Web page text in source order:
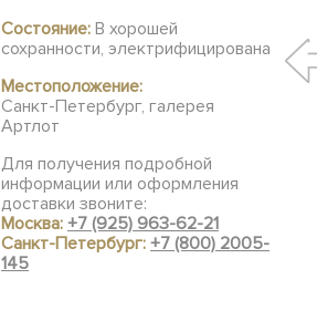
Состояние: В хорошей
сохранности, электрифицирована
Местоположение:
Санкт-Петербург, галерея
Артлот
Для получения подробной
информации или оформления
доставки звоните:
Москва: +7 (925) 963-62-21
Санкт-Петербург: +7 (800) 2005-
145